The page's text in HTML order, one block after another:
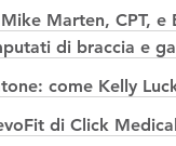
Marten, CPT,
di braccia e
come Kelly
di Click